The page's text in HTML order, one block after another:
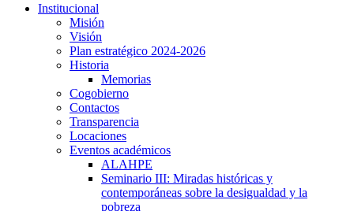
Institucional
Misión
Visión
Plan estratégico 2024-2026
Historia
Memorias
Cogobierno
Contactos
Transparencia
Locaciones
Eventos académicos
ALAHPE
Seminario III: Miradas históricas y
contemporáneas sobre la desigualdad y la
pobreza